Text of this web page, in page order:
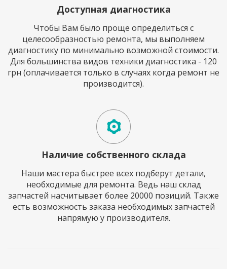
Доступная диагностика
Чтобы Вам было проще определиться с
целесообразностью ремонта, мы выполняем
диагностику по минимально возможной стоимости.
Для большинства видов техники диагностика - 120
грн (оплачивается только в случаях когда ремонт не
производится).
Наличие собственного склада
Наши мастера быстрее всех подберут детали,
необходимые для ремонта. Ведь наш склад
запчастей насчитывает более 20000 позиций. Также
есть возможность заказа необходимых запчастей
напрямую у производителя.